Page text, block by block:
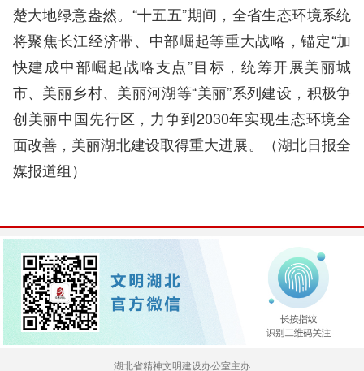
楚大地绿意盎然。“十五五”期间，全省生态环境系统
将聚焦长江经济带、中部崛起等重大战略，锚定“加
快建成中部崛起战略支点”目标，统筹开展美丽城
市、美丽乡村、美丽河湖等“美丽”系列建设，积极争
创美丽中国先行区，力争到2030年实现生态环境全
面改善，美丽湖北建设取得重大进展。（湖北日报全
媒报道组）
湖北省精神文明建设办公室主办